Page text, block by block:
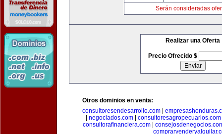
Serán consideradas
Realizar una Oferta
Precio Ofrecido $
Otros dominios en venta:
consultoresendesarrollo.com
negociados.com consultoresagropecuarios.com
consultorafinanciera.com|